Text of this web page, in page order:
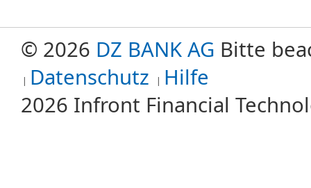
© 2026 DZ BANK AG Bitte
Datenschutz Hilfe
2026 Infront Financial